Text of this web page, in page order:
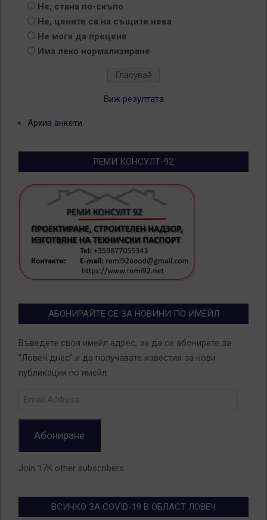
Не, стана по-скъпо
Не, цените са на същите нева
Не мога да преценя
Има леко нормализиране
Виж резултата
Архив анкети
РЕМИ КОНСУЛТ-92
АБОНИРАЙТЕ СЕ ЗА НОВИНИ ПО ИМЕЙЛ
Въведете своя имейл адрес, за да се абонирате за
"Ловеч днес" и да получавате известия за нови
публикации по имейл.
Абониране
Join 17K other subscribers
ВСИЧКО ЗА COVID-19 В ОБЛАСТ ЛОВЕЧ